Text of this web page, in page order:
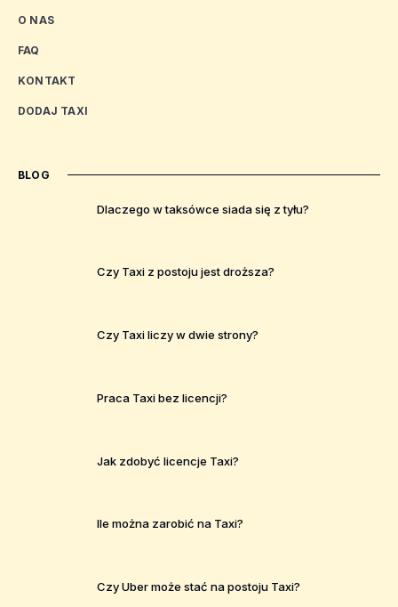
O NAS
FAQ
KONTAKT
DODAJ TAXI
BLOG
Dlaczego w taksówce siada się z tyłu?
Czy Taxi z postoju jest droższa?
Czy Taxi liczy w dwie strony?
Praca Taxi bez licencji?
Jak zdobyć licencje Taxi?
Ile można zarobić na Taxi?
Czy Uber może stać na postoju Taxi?